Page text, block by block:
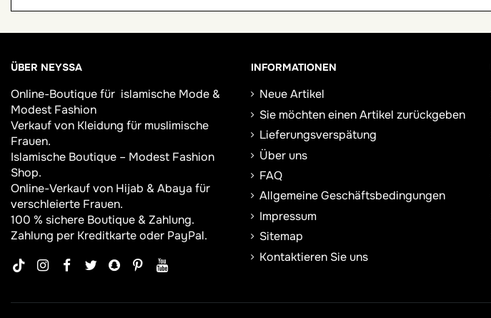
ÜBER NEYSSA
Online-Boutique für islamische Mode &
Modest Fashion
Verkauf von Kleidung für muslimische
Frauen.
Islamische Boutique – Modest Fashion
Shop.
Online-Verkauf von Hijab &Abaya für
verschleierte Frauen.
100 % sichere Boutique & Zahlung.
Zahlung per Kreditkarte oder PayPal.
INFORMATIONEN
Neue Artikel
Sie möchten einen Artikel zurückgeben
Lieferungsverspätung
Über uns
FAQ
Allgemeine Geschäftsbedingungen
Impressum
Sitemap
Kontaktieren Sie uns